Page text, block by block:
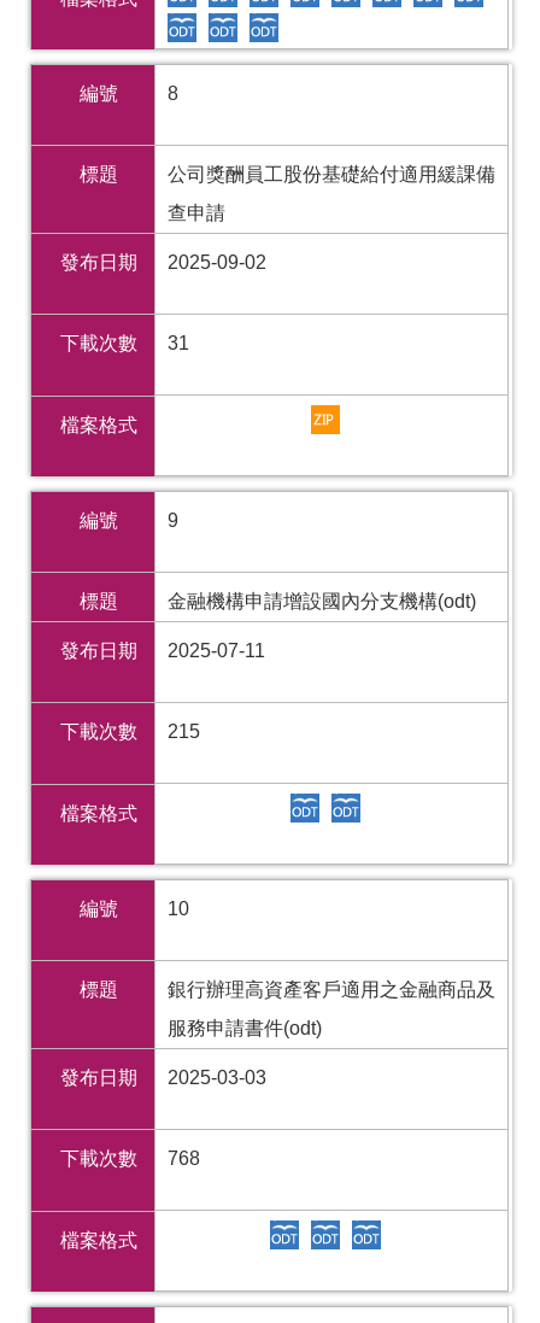
編號 8
標題
公司獎酬員工股份基礎給付適用緩課備
查申請
發布日期 2025-09-02
下載次數 31
檔案格式
編號 9
標題 金融機構申請增設國內分支機構(odt)
發布日期 2025-07-11
下載次數 215
檔案格式
編號 10
標題
銀行辦理高資產客戶適用之金融商品及
服務申請書件(odt)
發布日期 2025-03-03
下載次數 768
檔案格式